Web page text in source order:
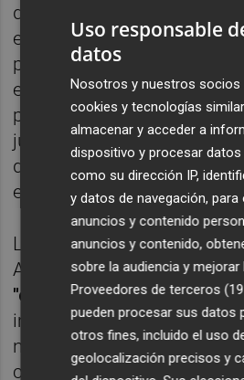
de su tamaño. De
empresas las que han
proyecto. Para ello, solo
este
linky contestar a un
plazo para hacerlo termina
junio y los resultados y las
deben adoptar las
en el último trimestre del
Lo que está claro, como ha
Aguilar, es que estamos
"cambio de ciclo",cuya
importante fue la
no se ha realizado un
características. Es una
Uso responsable
datos
Nosotros y nuestros socios
cookies y tecnologías
almacenar y acceder a
dispositivo y procesar datos
como su dirección IP,
y datos de navegación,
anuncios y contenido
anuncios y contenido,
sobre la audiencia y
Proveedores de terceros
pueden procesar sus datos
otros fines, incluido el uso
geolocalización precisos y